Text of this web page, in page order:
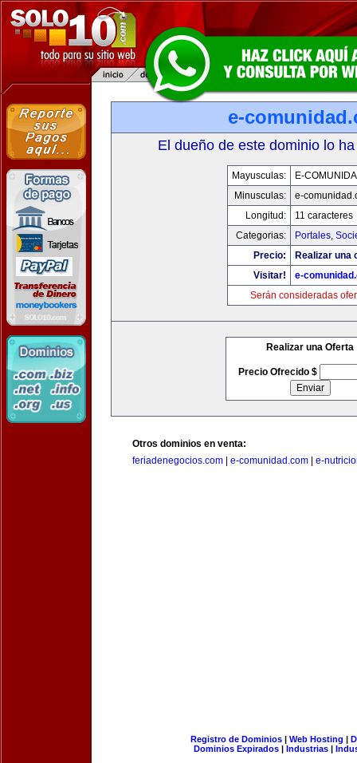
e-
El dueño de este dominio lo
Mayusculas:
E-
Minusculas:
e-
Longitud:
11 caracteres
Categorias:
Portales,
Precio:
Realizar una
Visitar!
e-
Serán consideradas
Realizar una Oferta
Precio Ofrecido $
Otros dominios en venta:
feriadenegocios.com
e-comunidad.com e-
Registro de Dominios| Web Hosting |
Dominios Expirados | Industrias |